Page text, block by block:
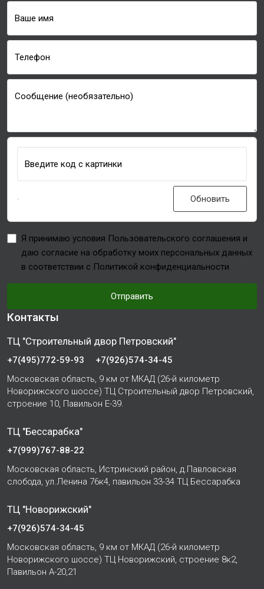
Ваше имя
Телефон
Сообщение (необязательно)
Введите код с картинки
Обновить
Я принимаю условия Пользовательского соглашения и
даю согласие на обработку моих персональных данных
в соответствии с Политикой конфиденциальности
Отправить
Контакты
ТЦ "Строительный двор Петровский"
+7(495)772-59-93
+7(926)574-34-45
Московская область, 9 км от МКАД (26-й километр
Новорижского шоссе) ТЦ Строительный двор Петровский,
строение 10, Павильон Е-39.
ТЦ "Бессарабка"
+7(999)767-88-22
Московская область, Истринский район, д.Павловская
слобода, ул.Ленина 76к4, павильон 33-34 ТЦ Бессарабка
ТЦ "Новорижский"
+7(926)574-34-45
Московская область, 9 км от МКАД (26-й километр
Новорижского шоссе) ТЦ Новорижский, строение 8к2,
Павильон А-20,21